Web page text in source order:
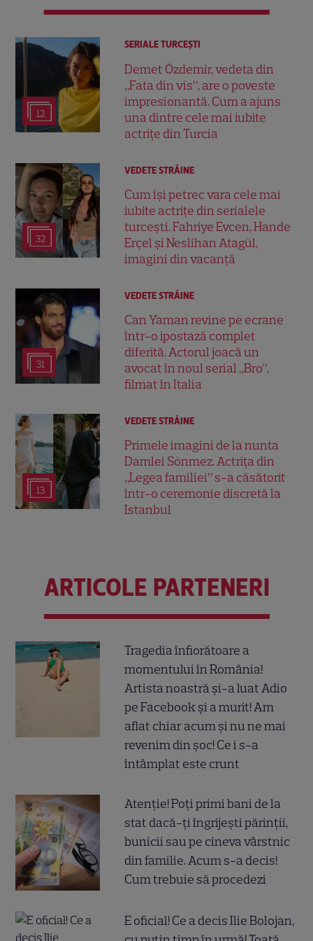
12
SERIALE TURCEŞTI
Demet Özdemir, vedeta din
„Fata din vis”, are o poveste
impresionantă. Cum a ajuns
una dintre cele mai iubite
actrițe din Turcia
32
VEDETE STRĂINE
Cum își petrec vara cele mai
iubite actrițe din serialele
turcești. Fahriye Evcen, Hande
Erçel și Neslihan Atagül,
imagini din vacanță
31
VEDETE STRĂINE
Can Yaman revine pe ecrane
într-o ipostază complet
diferită. Actorul joacă un
avocat în noul serial „Bro”,
filmat în Italia
13
VEDETE STRĂINE
Primele imagini de la nunta
Damlei Sönmez. Actrița din
„Legea familiei” s-a căsătorit
într-o ceremonie discretă la
Istanbul
ARTICOLE PARTENERI
Tragedia înfiorătoare a
momentului în România!
Artista noastră și-a luat Adio
pe Facebook și a murit! Am
aflat chiar acum și nu ne mai
revenim din șoc! Ce i s-a
întâmplat este crunt
Atenție! Poți primi bani de la
stat dacă-ți îngrijești părinții,
bunicii sau pe cineva vârstnic
din familie. Acum s-a decis!
Cum trebuie să procedezi
E oficial! Ce a decis Ilie Bolojan,